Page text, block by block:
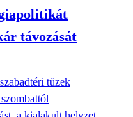
távozását
tüzek